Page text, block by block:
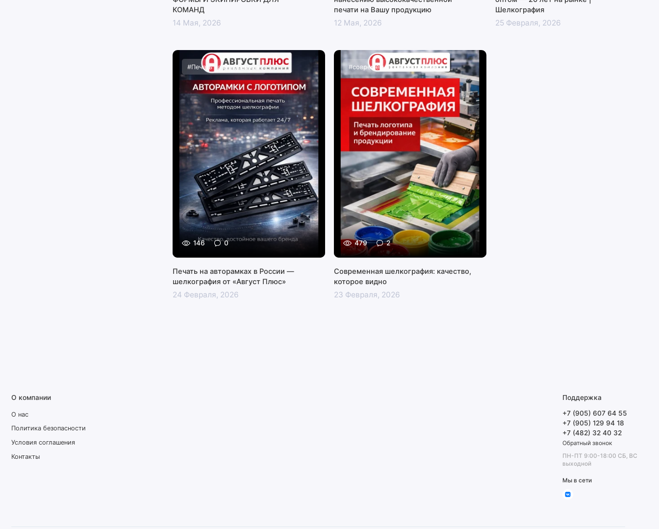
КОМАНД
14 Мая, 2026
печати на Вашу продукцию
12 Мая, 2026
Шелкография
25 Февраля, 2026
#Печать на авторамках
146 0
Печать на авторамках в России —
шелкография от «Август Плюс»
24 Февраля, 2026
#современная шелкография
479 2
Современная шелкография: качество,
которое видно
23 Февраля, 2026
О компании
О нас
Политика безопасности
Условия соглашения
Контакты
Поддержка
+7 (905) 607 64 55
+7 (905) 129 94 18
+7 (482) 32 40 32
Обратный звонок
ПН-ПТ 9:00-18:00 СБ, ВС
выходной
Мы в сети